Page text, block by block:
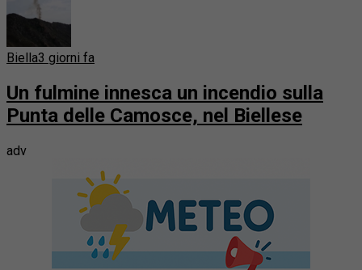
Biella3 giorni fa
Un fulmine innesca un incendio sulla
Punta delle Camosce, nel Biellese
adv